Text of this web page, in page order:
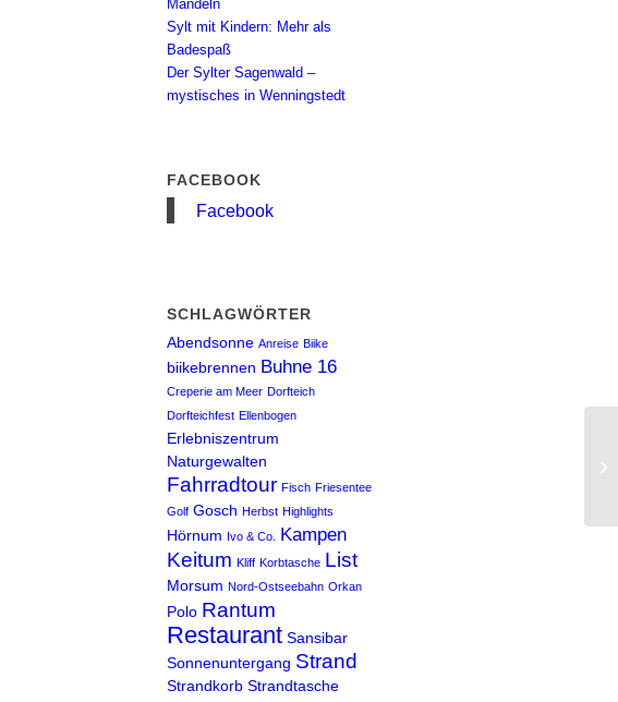
Mandeln
Sylt mit Kindern: Mehr als
Badespaß
Der Sylter Sagenwald –
mystisches in Wenningstedt
FACEBOOK
Facebook
SCHLAGWÖRTER
Abendsonne Anreise Biike
biikebrennen Buhne 16
Creperie am Meer Dorfteich
Dorfteichfest Ellenbogen
Erlebniszentrum
Naturgewalten
Fahrradtour Fisch Friesentee
Golf Gosch Herbst Highlights
Hörnum Ivo & Co. Kampen
Keitum Kliff Korbtasche List
Morsum Nord-Ostseebahn Orkan
Polo Rantum
Restaurant Sansibar
Sonnenuntergang Strand
Strandkorb Strandtasche